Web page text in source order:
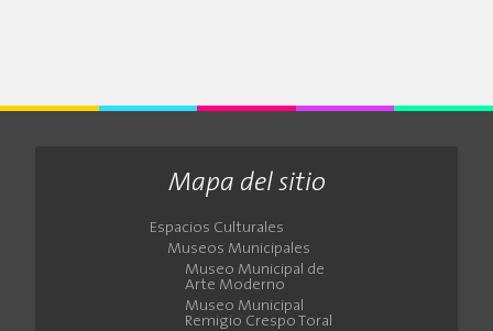
Mapa del sitio
Espacios Culturales
Museos Municipales
Museo Municipal de
Arte Moderno
Museo Municipal
Remigio Crespo Toral